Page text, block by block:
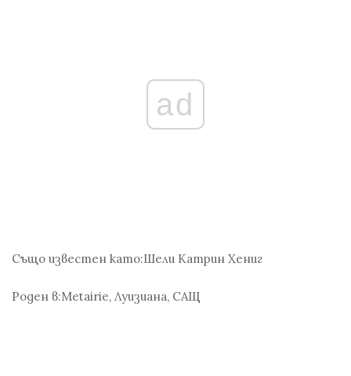
ad
Също известен като:Шели Катрин Хениг
Роден в:Metairie, Луизиана, САЩ